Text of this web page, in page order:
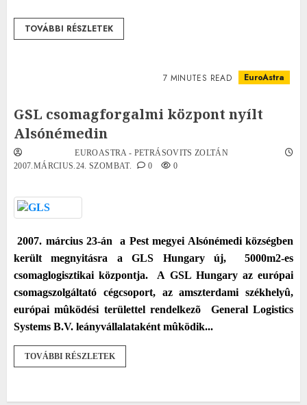
TOVÁBBI RÉSZLETEK
7 MINUTES READ EuroAstra
GSL csomagforgalmi központ nyílt
Alsónémedin
EUROASTRA - PETRÁSOVITS ZOLTÁN
2007.MÁRCIUS.24. SZOMBAT.
0 0
2007. március 23-án
a Pest megyei Alsónémedi községben
került megnyitásra a GLS Hungary új,
5000m2-es
csomaglogisztikai központja.
A GSL Hungary az európai
csomagszolgáltató cégcsoport, az amszterdami székhelyû,
európai mûködési területtel rendelkezõ
General Logistics
Systems B.V. leányvállalataként mûködik...
TOVÁBBI RÉSZLETEK